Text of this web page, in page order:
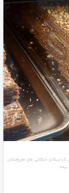
که میکادو شکلاتی های معروفشان
،